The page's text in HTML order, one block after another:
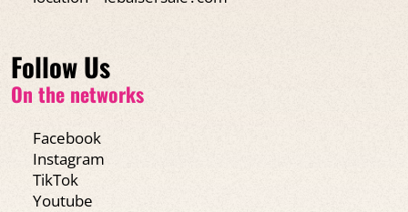
Follow Us
On the networks
Facebook
Instagram
TikTok
Youtube